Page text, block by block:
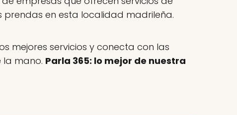
prendas en esta localidad madrileña.
mejores servicios y conecta con las
la mano. Parla 365: lo mejor de nuestra